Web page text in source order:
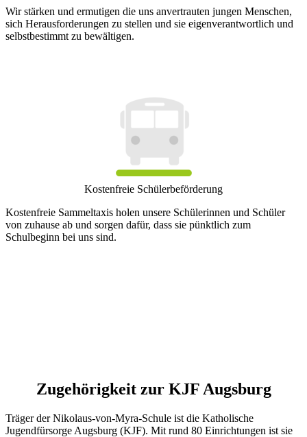
Wir stärken und ermutigen die uns anvertrauten jungen Menschen,
sich Herausforderungen zu stellen und sie eigenverantwortlich und
selbstbestimmt zu bewältigen.
Kostenfreie Schülerbeförderung
Kostenfreie Sammeltaxis holen unsere Schülerinnen und Schüler
von zuhause ab und sorgen dafür, dass sie pünktlich zum
Schulbeginn bei uns sind.
Zugehörigkeit zur KJF Augsburg
Träger der Nikolaus-von-Myra-Schule ist die Katholische
Jugendfürsorge Augsburg (KJF). Mit rund 80 Einrichtungen ist sie